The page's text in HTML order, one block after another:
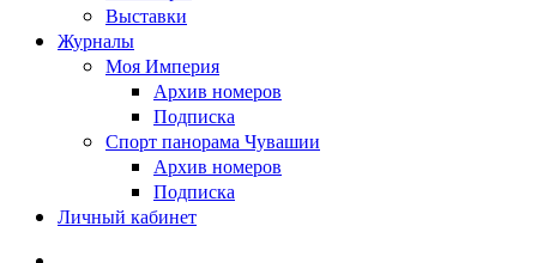
Выставки
Журналы
Моя Империя
Архив номеров
Подписка
Спорт панорама Чувашии
Архив номеров
Подписка
Личный кабинет